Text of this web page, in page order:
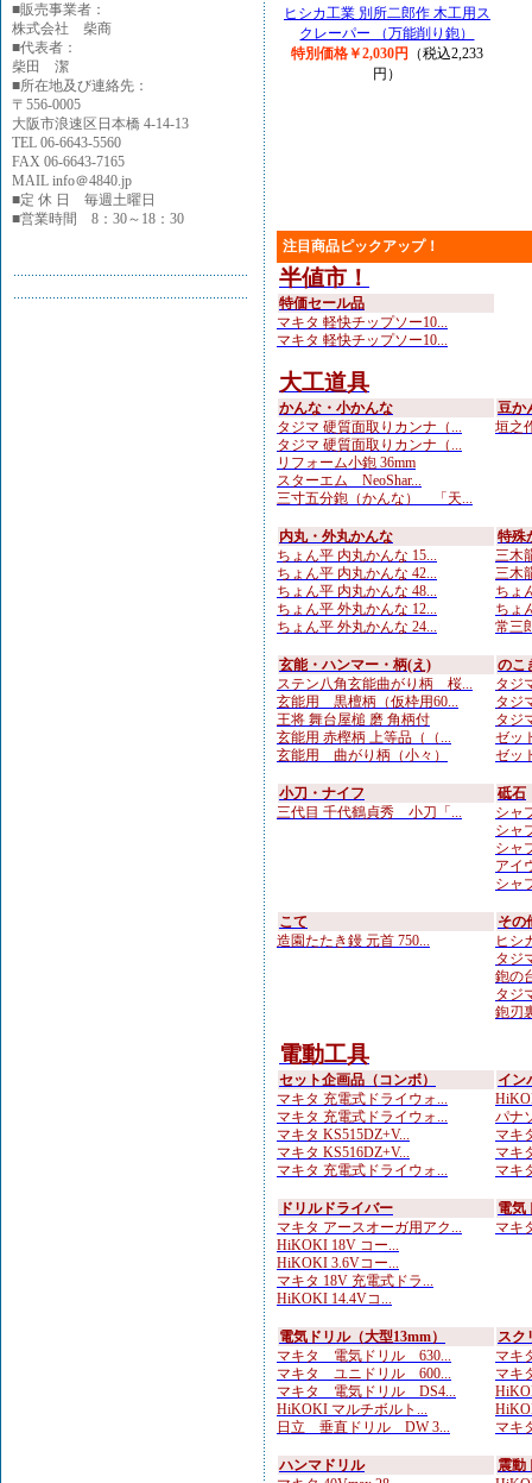
■販売事業者：
株式会社 柴商
■代表者：
柴田 潔
■所在地及び連絡先：
〒556-0005
大阪市浪速区日本橋 4-14-13
TEL 06-6643-5560
FAX 06-6643-7165
MAIL info＠4840.jp
■定 休 日 毎週土曜日
■営業時間 8：30～18：30
ヒシカ工業 別所二郎作 木工用ス
クレーパー （万能削り鉋）
特別価格￥2,030円
（税込2,233
円）
注目商品ピックアップ！
半値市！
特価セール品
マキタ 軽快チップソー10...
マキタ 軽快チップソー10...
大工道具
かんな・小かんな
タジマ 硬質面取りカンナ（...
タジマ 硬質面取りカンナ（...
リフォーム小鉋 36mm
スターエム NeoShar...
三寸五分鉋（かんな） 「天...
豆か
垣之
内丸・外丸かんな
ちょん平 内丸かんな 15...
ちょん平 内丸かんな 42...
ちょん平 内丸かんな 48...
ちょん平 外丸かんな 12...
ちょん平 外丸かんな 24...
特殊
三木
三木
ちょ
ちょ
常三
玄能・ハンマー・柄(え)
ステン八角玄能曲がり柄 桜...
玄能用 黒檀柄（仮枠用60...
王将 舞台屋槌 磨 角柄付
玄能用 赤樫柄 上等品（（...
玄能用 曲がり柄（小々）
のこ
タジ
タジ
タジ
ゼッ
ゼッ
小刀・ナイフ
三代目 千代鶴貞秀 小刀「...
砥石
シャ
シャ
シャ
アイ
シャ
こて
造園たたき鏝 元首 750...
その
ヒシ
タジ
鉋の
タジ
鉋刃
電動工具
セット企画品（コンボ）
マキタ 充電式ドライウォ...
マキタ 充電式ドライウォ...
マキタ KS515DZ+V...
マキタ KS516DZ+V...
マキタ 充電式ドライウォ...
イン
パナ
マキ
マキ
マキ
ドリルドライバー
マキタ アースオーガ用アク...
HiKOKI 18V コー...
HiKOKI 3.6Vコー...
マキタ 18V 充電式ドラ...
HiKOKI 14.4Vコ...
電気
マキ
電気ドリル（大型13mm）
マキタ 電気ドリル 630...
マキタ ユニドリル 600...
マキタ 電気ドリル DS4...
HiKOKI マルチボルト...
日立 垂直ドリル DW 3...
スク
マキ
マキ
マキ
ハンマドリル
震動